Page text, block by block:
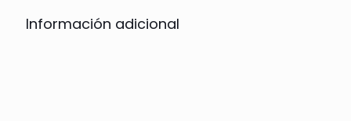
Información adicional